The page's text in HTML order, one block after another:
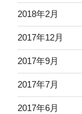
2018年2月
2017年12月
2017年9月
2017年7月
2017年6月